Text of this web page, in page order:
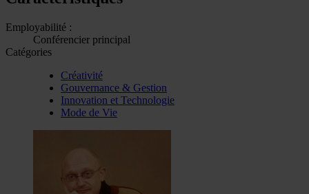
Employabilité :
Conférencier principal
Catégories
Créativité
Gouvernance & Gestion
Innovation et Technologie
Mode de Vie